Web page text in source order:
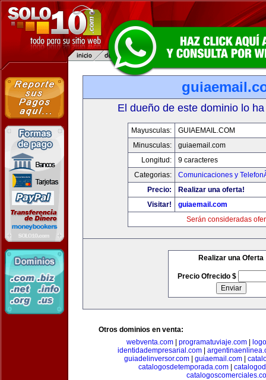
El dueño de este dominio lo
Mayusculas:
GUIAEMAIL.COM
Minusculas:
guiaemail.com
Longitud:
9 caracteres
Categorias:
Comunicaciones y
Precio:
Realizar una oferta!
Visitar!
guiaemail.com
Serán consideradas
Realizar una Oferta
Precio Ofrecido $
Otros dominios en venta:
webventa.com
programatuviaje.com
identidadempresarial.com
guiadelinversor.com| guiaemail.com|
catalogosdetemporada.com|